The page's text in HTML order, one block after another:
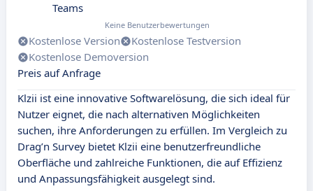
Teams
Keine Benutzerbewertungen
Kostenlose Version
Kostenlose Testversion
Kostenlose Demoversion
Preis auf Anfrage
Klzii ist eine innovative Softwarelösung, die sich ideal für
Nutzer eignet, die nach alternativen Möglichkeiten
suchen, ihre Anforderungen zu erfüllen. Im Vergleich zu
Drag’n Survey bietet Klzii eine benutzerfreundliche
Oberfläche und zahlreiche Funktionen, die auf Effizienz
und Anpassungsfähigkeit ausgelegt sind.